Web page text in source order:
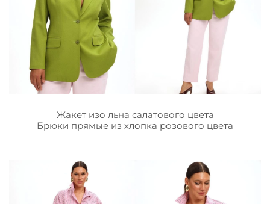
Жакет изо льна салатового цвета
Брюки прямые из хлопка розового цвета